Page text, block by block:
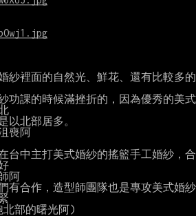
紗裡面的自然光、鮮花、還有比較多的
功課的時候滿挫折的，因為優秀的美式
以北部居多。
喪阿
台中主打美式婚紗的搖籃手工婚紗，合
阿
有合作，造型師團隊也是專攻美式婚紗
北部的曙光阿)